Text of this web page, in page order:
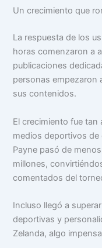
Un crecimiento que
La respuesta de los
horas comenzaron a
publicaciones
personas empezaron
sus contenidos.
El crecimiento fue tan
medios deportivos
Payne pasó de
millones,
comentados del
Incluso llegó a
deportivas y
Zelanda, algo